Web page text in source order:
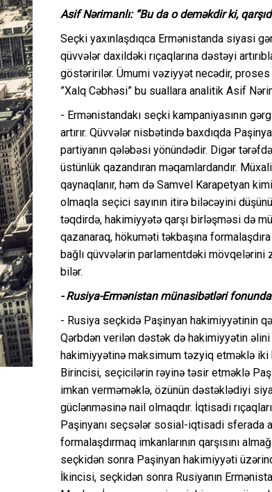
Asif Nərimanlı: “Bu da o deməkdir ki,
Seçki yaxınlaşdıqca Ermənistanda siyasi
qüvvələr daxildəki rıçaqlarına dəstəyi
göstəririlər. Ümumi vəziyyət necədir,
”Xalq Cəbhəsi” bu suallara analitik Asif
- Ermənistandakı seçki kampaniyasının
artırır. Qüvvələr nisbətində baxdıqda
partiyanın qələbəsi yönündədir. Digər
üstünlük qazandıran məqamlardandır.
qaynaqlanır, həm də Samvel Karapetyan
olmaqla seçici sayının itirə biləcəyini
təqdirdə, hakimiyyətə qarşı birləşməsi də
qazanaraq, hökuməti təkbaşına
bağlı qüvvələrin parlamentdəki mövqelərini
bilər.
- Rusiya-Ermənistan münasibətləri
- Rusiya seçkidə Paşinyan hakimiyyətinin
Qərbdən verilən dəstək də hakimiyyətin
hakimiyyətinə maksimum təzyiq etməklə iki
Birincisi, seçicilərin rəyinə təsir etməklə
imkan verməməklə, özünün dəstəklədiyi
güclənməsinə nail olmaqdır. İqtisadi
Paşinyanı seçsələr sosial-iqtisadi sferada
formalaşdırmaq imkanlarının qarşısını
seçkidən sonra Paşinyan hakimiyyəti
İkincisi, seçkidən sonra Rusiyanın